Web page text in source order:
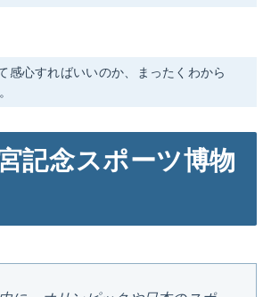
感心すればいいのか、まったくわから
記念スポーツ博物